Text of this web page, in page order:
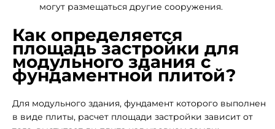
могут размещаться другие сооружения.
Как определяется
площадь застройки для
модульного здания с
фундаментной плитой?
Для модульного здания, фундамент которого выполнен
в виде плиты, расчет площади застройки зависит от